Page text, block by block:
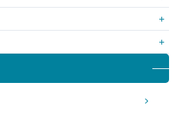
5月
3月
5月
7月
9月